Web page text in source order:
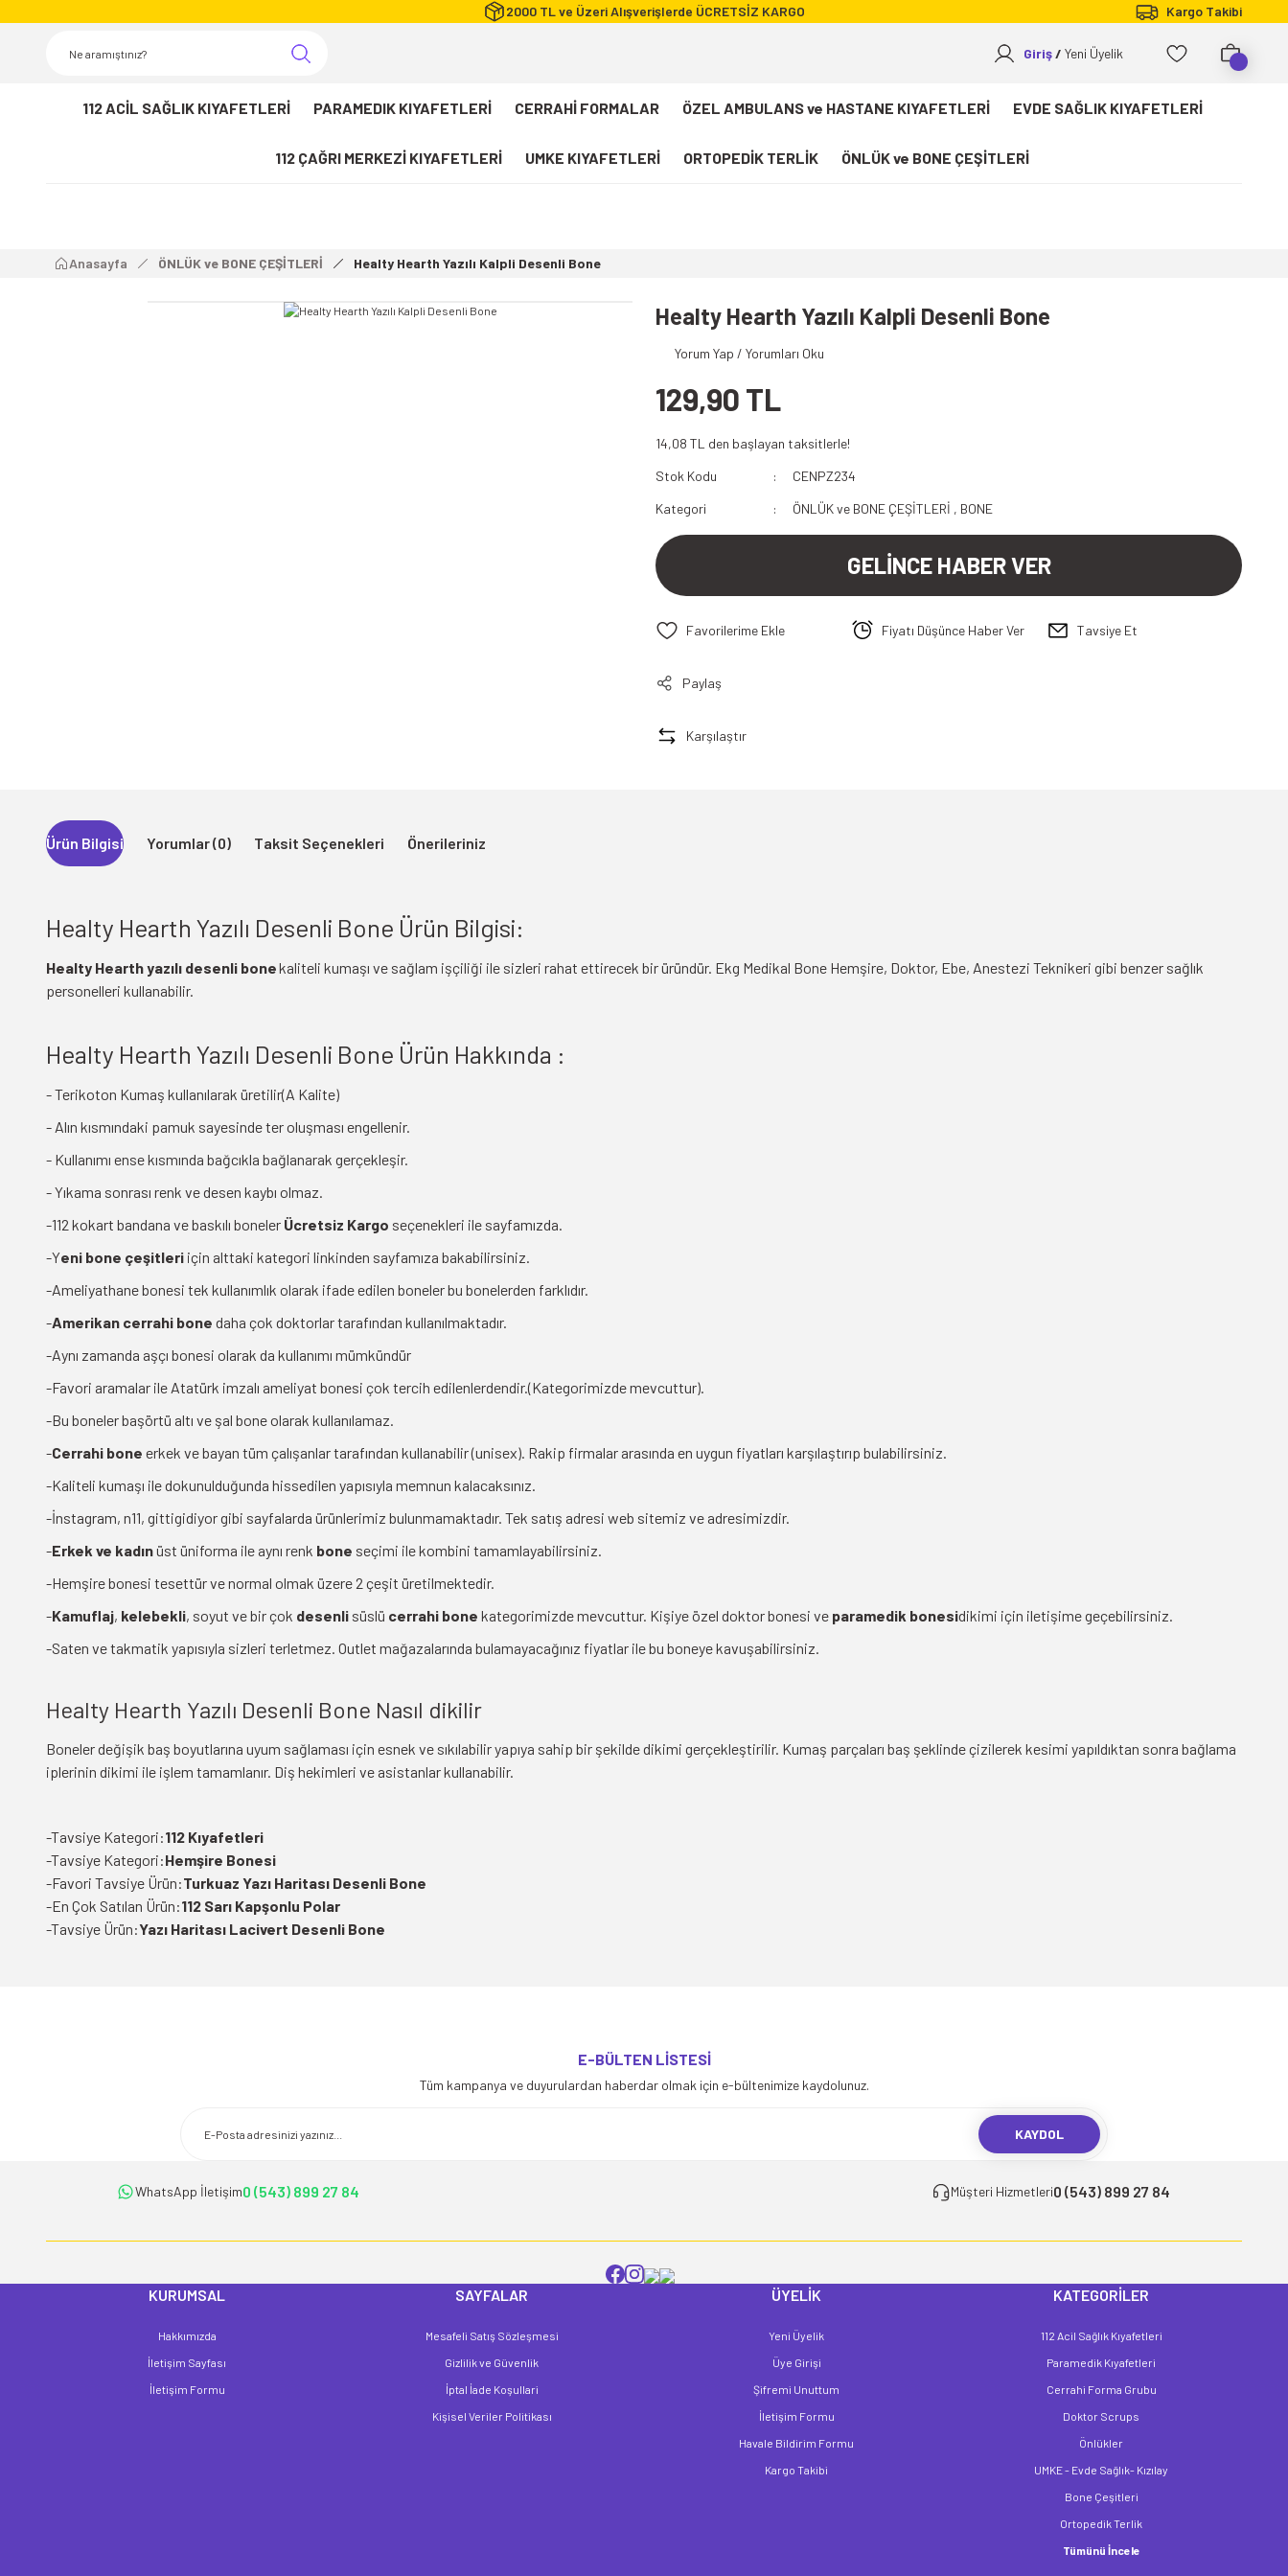
2000 TL ve Üzeri Alışverişlerde ÜCRETSİZ KARGO Kargo Takibi
Giriş Yeni Üyelik
112 ACİL SAĞLIK KIYAFETLERİ PARAMEDIK KIYAFETLERİ CERRAHİ FORMALAR ÖZEL AMBULANS ve HASTANE KIYAFETLERİ EVDE SAĞLIK KIYAFETLERİ
112 ÇAĞRI MERKEZİ KIYAFETLERİ UMKE KIYAFETLERİ ORTOPEDİK TERLİK ÖNLÜK ve BONE ÇEŞİTLERİ
Paramedik T-shirt
112 Paramedik Yelek
112 Acil Sağlık Polar
Paramedik Swit
Anasayfa ÖNLÜK ve BONE ÇEŞİTLERİ Healty Hearth Yazılı Kalpli Desenli Bone
Healty Hearth Yazılı Kalpli Desenli Bone
Yorum Yap / Yorumları Oku
129,90 TL
14,08 TL den başlayan taksitlerle!
Stok Kodu
CENPZ234
Kategori
ÖNLÜK ve BONE ÇEŞİTLERİ , BONE
GELİNCE HABER VER
Fiyatı Düşünce Haber Ver Tavsiye Et
Paylaş
Karşılaştır
Ürün Bilgisi Yorumlar (0) Taksit Seçenekleri Önerileriniz
Healty Hearth Yazılı Desenli Bone Ürün Bilgisi:
Healty Hearth yazılı desenli bonekaliteli kumaşı ve sağlam işçiliği ile sizleri rahat ettirecek bir üründür. Ekg Medikal Bone Hemşire, Doktor, Ebe, Anestezi Teknikeri gibi benzer sağlık
personelleri kullanabilir.
Healty Hearth Yazılı Desenli Bone Ürün Hakkında :
- Terikoton Kumaş kullanılarak üretilir(A Kalite)
- Alın kısmındaki pamuk sayesinde ter oluşması engellenir.
- Kullanımı ense kısmında bağcıkla bağlanarak gerçekleşir.
- Yıkama sonrası renk ve desen kaybı olmaz.
-112 kokart bandana ve baskılı boneler Ücretsiz Kargo seçenekleri ile sayfamızda.
-Yeni bone çeşitleri için alttaki kategori linkinden sayfamıza bakabilirsiniz.
-Ameliyathane bonesi tek kullanımlık olarak ifade edilen boneler bu bonelerden farklıdır.
-Amerikan cerrahi bone daha çok doktorlar tarafından kullanılmaktadır.
-Aynı zamanda aşçı bonesi olarak da kullanımı mümkündür
-Favori aramalar ile Atatürk imzalı ameliyat bonesi çok tercih edilenlerdendir.(Kategorimizde mevcuttur).
-Bu boneler başörtü altı ve şal bone olarak kullanılamaz.
-Cerrahi bone erkek ve bayan tüm çalışanlar tarafından kullanabilir (unisex). Rakip firmalar arasında en uygun fiyatları karşılaştırıp bulabilirsiniz.
-Kaliteli kumaşı ile dokunulduğunda hissedilen yapısıyla memnun kalacaksınız.
-İnstagram, n11, gittigidiyor gibi sayfalarda ürünlerimiz bulunmamaktadır. Tek satış adresi web sitemiz ve adresimizdir.
-Erkek ve kadınüst üniforma ile aynı renk bone seçimi ile kombini tamamlayabilirsiniz.
-Hemşire bonesi tesettür ve normal olmak üzere 2 çeşit üretilmektedir.
-Kamuflaj, kelebekli, soyut ve bir çok desenli süslü cerrahi bone kategorimizde mevcuttur. Kişiye özel doktor bonesi ve paramedik bonesidikimi için iletişime geçebilirsiniz.
-Saten ve takmatik yapısıyla sizleri terletmez. Outlet mağazalarında bulamayacağınız fiyatlar ile bu boneye kavuşabilirsiniz.
Healty Hearth Yazılı Desenli Bone Nasıl dikilir
Boneler değişik baş boyutlarına uyum sağlaması için esnek ve sıkılabilir yapıya sahip bir şekilde dikimi gerçekleştirilir. Kumaş parçaları baş şeklinde çizilerek kesimi yapıldıktan sonra bağlama
iplerinin dikimi ile işlem tamamlanır. Diş hekimleri ve asistanlar kullanabilir.
-Tavsiye Kategori:112 Kıyafetleri
-Tavsiye Kategori:Hemşire Bonesi
-Favori Tavsiye Ürün:Turkuaz Yazı Haritası Desenli Bone
-En Çok Satılan Ürün:112 Sarı Kapşonlu Polar
-Tavsiye Ürün:Yazı Haritası Lacivert Desenli Bone
Ürün açıklamasında eksik bilgiler bulunuyor.
Ürün fiyatı diğer sitelerden daha pahalı.
E-BÜLTEN LİSTESİ
Tüm kampanya ve duyurulardan haberdar olmak için e-bültenimize kaydolunuz.
KAYDOL
WhatsApp İletişim0 (543) 899 27 84 Müşteri Hizmetleri0 (543) 899 27 84
KURUMSAL
Hakkımızda
İletişim Sayfası
İletişim Formu
SAYFALAR
Mesafeli Satış Sözleşmesi
Gizlilik ve Güvenlik
İptal İade Koşullari
Kişisel Veriler Politikası
ÜYELİK
Yeni Üyelik
Üye Girişi
Şifremi Unuttum
İletişim Formu
Havale Bildirim Formu
Kargo Takibi
KATEGORİLER
112 Acil Sağlık Kıyafetleri
Paramedik Kıyafetleri
Cerrahi Forma Grubu
Doktor Scrups
Önlükler
UMKE - Evde Sağlık- Kızılay
Bone Çeşitleri
Ortopedik Terlik
Tümünü İncele